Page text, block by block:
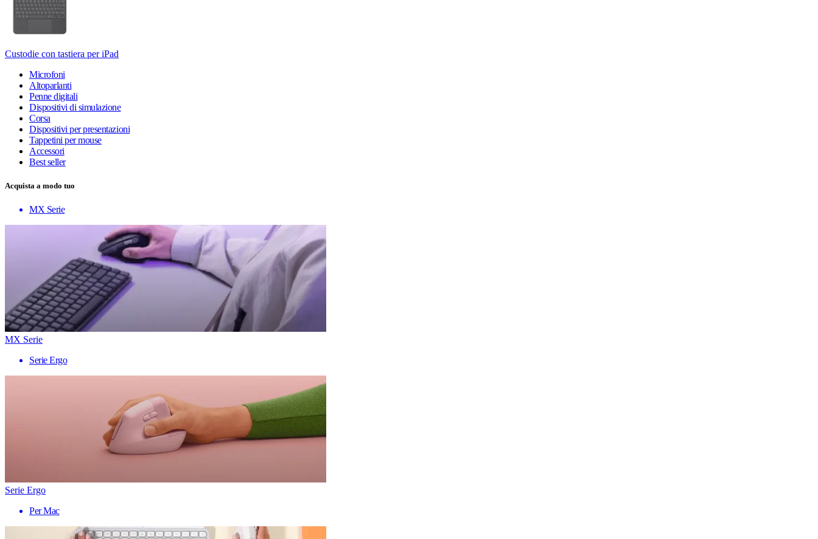
Custodie con tastiera per iPad
Microfoni
Altoparlanti
Penne digitali
Dispositivi di simulazione
Corsa
Dispositivi per presentazioni
Tappetini per mouse
Accessori
Best seller
Acquista a modo tuo
MX Serie
MX Serie
Serie Ergo
Serie Ergo
Per Mac